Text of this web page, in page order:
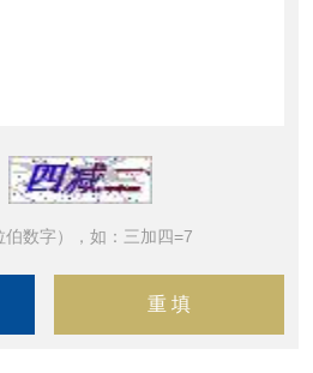
数字），如：三加四=7